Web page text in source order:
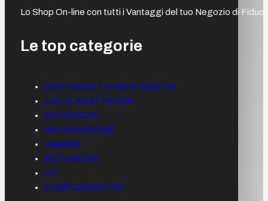
Lo Shop On-line con tutti i Vantaggi del tuo Negozio di
Le top categorie
CARTUCCE / TONER / NASTRI
CAVI E ADATTATORI
ACCESSORI
ARCHIVIAZIONE
GAMING
NOTEBOOK
PC
COMPONENTI PC